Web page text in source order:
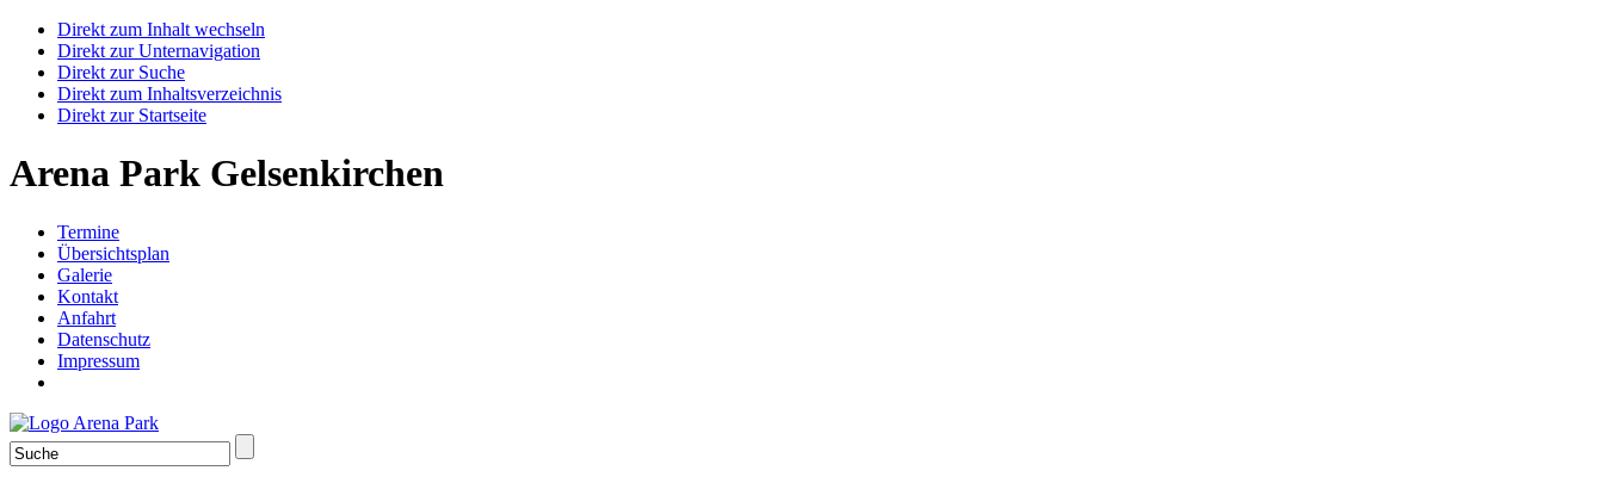
Direkt zum Inhalt wechseln
Direkt zur Unternavigation
Direkt zur Suche
Direkt zum Inhaltsverzeichnis
Direkt zur Startseite
Arena Park Gelsenkirchen
Termine
Übersichtsplan
Galerie
Kontakt
Anfahrt
Datenschutz
Impressum